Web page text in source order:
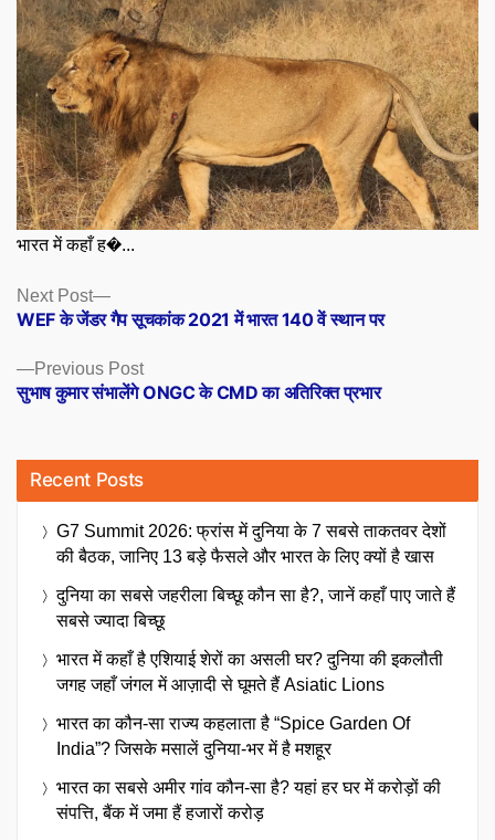
भारत में कहाँ ह�...
Posts
navigation
Previous PostPrevious
post:
सुभाष कुमार संभालेंगे ONGC के CMD का अतिरिक्त प्रभार
Next Post
Next
post:
WEF के जेंडर गैप सूचकांक 2021 में भारत 140 वें स्थान पर
Recent Posts
G7 Summit 2026: फ्रांस में दुनिया के 7 सबसे ताकतवर देशों
की बैठक, जानिए 13 बड़े फैसले और भारत के लिए क्यों है खास
दुनिया का सबसे जहरीला बिच्छू कौन सा है?, जानें कहाँ पाए जाते हैं
सबसे ज्यादा बिच्छू
भारत में कहाँ है एशियाई शेरों का असली घर? दुनिया की इकलौती
जगह जहाँ जंगल में आज़ादी से घूमते हैं Asiatic Lions
भारत का कौन-सा राज्य कहलाता है “Spice Garden Of
India”? जिसके मसालें दुनिया-भर में है मशहूर
भारत का सबसे अमीर गांव कौन-सा है? यहां हर घर में करोड़ों की
संपत्ति, बैंक में जमा हैं हजारों करोड़